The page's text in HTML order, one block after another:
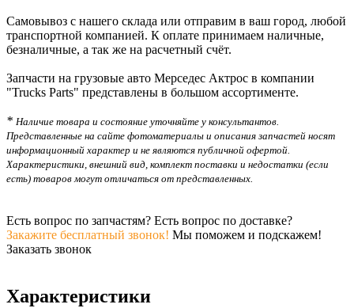
Самовывоз с нашего склада или отправим в ваш город, любой
транспортной компанией. К оплате принимаем наличные,
безналичные, а так же на расчетный счёт.
Запчасти на грузовые авто Мерседес Актрос в компании
"Trucks Parts" представлены в большом ассортименте.
* Наличие товара и состояние уточняйте у консультантов.
Представленные на сайте фотоматериалы и описания запчастей носят
информационный характер и не являются публичной офертой.
Характеристики, внешний вид, комплект поставки и недостатки (если
есть) товаров могут отличаться от представленных.
Есть вопрос по запчастям? Есть вопрос по доставке?
Закажите бесплатный звонок! Мы поможем и подскажем!
Заказать звонок
Характеристики